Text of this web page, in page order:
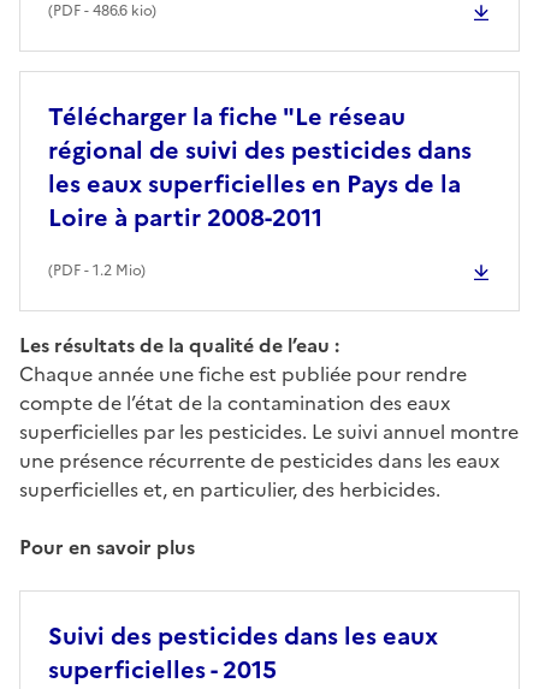
(PDF- 486.6 kio)
Télécharger la fiche "Le réseau
régional de suivi des pesticides dans
les eaux superficielles en Pays de la
Loire à partir 2008-2011
(PDF- 1.2 Mio)
Les résultats de la qualité de l’eau :
Chaque année une fiche est publiée pour rendre
compte de l’état de la contamination des eaux
superficielles par les pesticides. Le suivi annuel montre
une présence récurrente de pesticides dans les eaux
superficielles et, en particulier, des herbicides.
Pour en savoir plus
Suivi des pesticides dans les eaux
superficielles - 2015